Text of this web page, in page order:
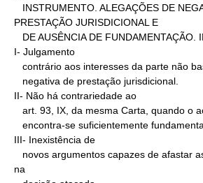
PRESTAÇÃO JURISDICIONAL E
I- Julgamento
II- Não há contrariedade ao
III- Inexistência de
na